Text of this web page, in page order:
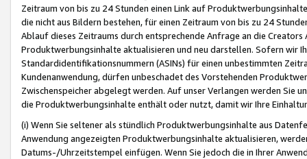
Zeitraum von bis zu 24 Stunden einen Link auf
die nicht aus Bildern bestehen, für einen Zeitraum von bis zu 24
Ablauf dieses Zeitraums durch entsprechende Anfrage an die
Produktwerbungsinhalte aktualisieren und neu darstellen. Sofern wir
Standardidentifikationsnummern (ASINs) für einen unbestimmten
Kundenanwendung, dürfen unbeschadet des Vorstehenden
Zwischenspeicher abgelegt werden. Auf unser Verlangen werden Sie
die Produktwerbungsinhalte enthält oder nutzt, damit wir Ihre
(i) Wenn Sie seltener als stündlich Produktwerbungsinhalte aus
Anwendung angezeigten Produktwerbungsinhalte aktualisieren,
Datums-/Uhrzeitstempel einfügen. Wenn Sie jedoch die in Ihrer